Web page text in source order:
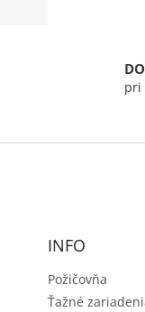
pri
INFO
Požičovňa
Ťažné